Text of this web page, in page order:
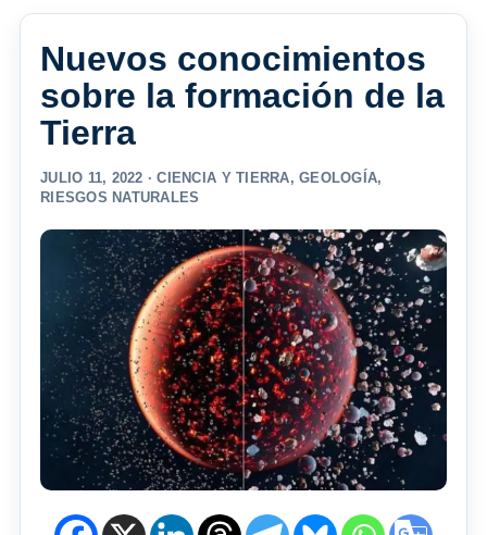
Nuevos conocimientos
sobre la formación de la
Tierra
JULIO 11, 2022 ·CIENCIA Y TIERRA,GEOLOGÍA,
RIESGOS NATURALES